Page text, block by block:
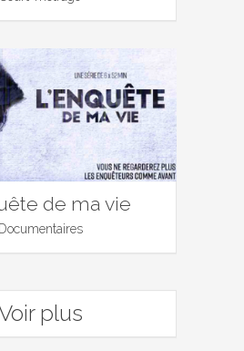
de ma vie
Documentaires
plus